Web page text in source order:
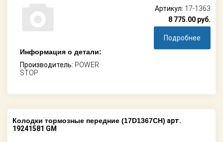
Информация о детали:
Производитель: POWER
STOP
Артикул: 17-1363
8 775.00 руб.
Подробнее
Колодки тормозные передние (17D1367CH) арт.
19241581 GM